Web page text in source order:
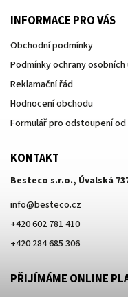
INFORMACE PRO VÁS
Obchodní podmínky
Podmínky ochrany osobních
Reklamační řád
Hodnocení obchodu
Formulář pro odstoupení od
KONTAKT
Besteco s.r.o., Úvalská
info@besteco.cz
+420 602 781 410
+420 284 685 306
PŘIJÍMÁME ONLINE